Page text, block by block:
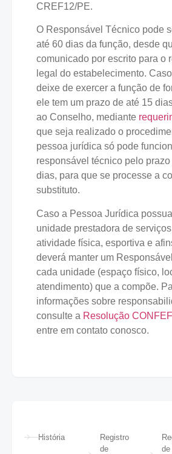
CREF12/PE.
O Responsável Técnico pode
até 60 dias da função, desde
comunicado por escrito para o
legal do estabelecimento.
deixe de exercer a função de
ele tem um prazo de até 15
ao Conselho, mediante
que seja realizado o
pessoa jurídica só pode
responsável técnico pelo
dias, para que se processe a
substituto.
Caso a Pessoa Jurídica
unidade prestadora de
atividade física, esportiva e
deverá manter um
cada unidade (espaço físico,
atendimento) que a compõe.
informações sobre
consulte a Resolução
entre em contato conosco.
História
Registro
de
de